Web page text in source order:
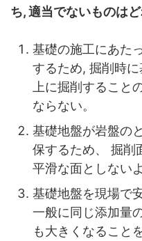
ち, 適当でないものはど
基礎の施工にあた
するため, 掘削時
上に掘削すること
ならない。
基礎地盤が岩盤の
保するため、 掘削
平滑な面としない
基礎地盤を現場で
一般に同じ添加量
も大きくなること